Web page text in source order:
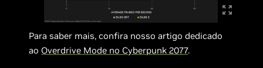
Para saber mais, confira nosso artigo dedicado
ao Overdrive Mode no Cyberpunk 2077.